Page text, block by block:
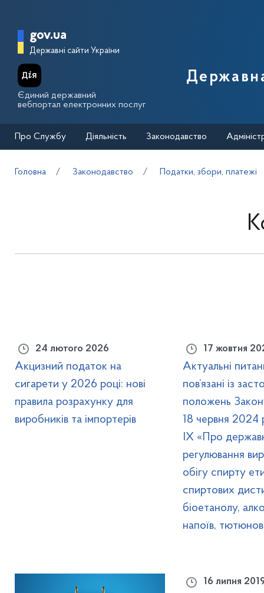
Головна сторінка Державної
gov.ua
Державні сайти України
Єдиний державний
вебпортал електронних послуг
Про Службу Діяльність Законодавство
Головна Законодавство Податки, збори, платежі
24 лютого 2026
Акцизний податок на
сигарети у 2026 році: нові
правила розрахунку для
виробників та імпортерів
17 жовтня
Актуальні
пов’язані із
положень
18 червня
IX «Про
регулювання
обігу спирту
спиртових
біоетанолу,
напоїв,
16 липня